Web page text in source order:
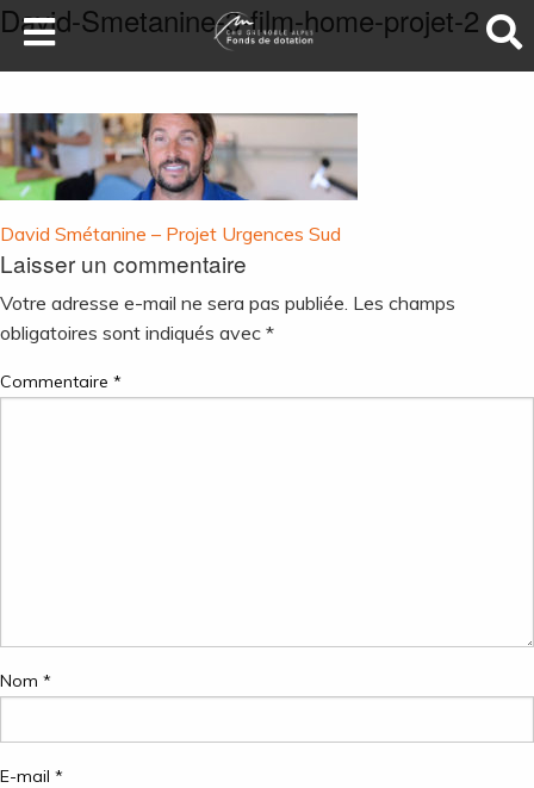
DEVENEZ MÉCÈNES
NOS PROJETS
ILS NOUS SOUTIENNENT
FAIRE UN DON
David-Smetanine-3-film-home-projet-2
Navigation
de
l’article
David Smétanine – Projet Urgences Sud
Laisser un commentaire
Votre adresse e-mail ne sera pas publiée. Les champs
obligatoires sont indiqués avec *
Commentaire *
Nom *
E-mail *